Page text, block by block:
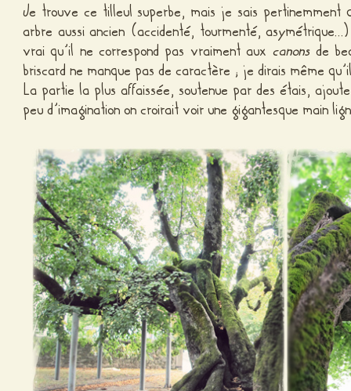
Je trouve ce tilleul superbe, mais je sais
arbre aussi ancien (accidenté, tourmenté,
vrai qu’il ne correspond pas vraiment auxcanons de
briscard ne manque pas de caractère ; je dirais même
La partie la plus affaissée, soutenue par des étais,
peu d’imagination on croirait voir une gigantesque main